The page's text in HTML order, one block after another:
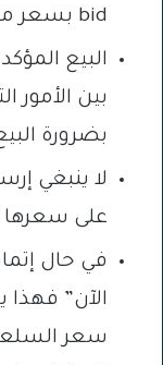
bid بسعر مناسب لك.
البيع
بين الأمور
بضرورة
لا ينبغي
على
في حال
الآن”
سعر